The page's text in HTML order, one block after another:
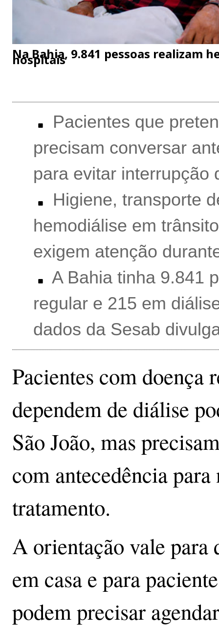
Na Bahia, 9.841 pessoas realizam
hospitais
Pacientes que
precisam conversar
para evitar interrupção
Higiene, transporte
hemodiálise em
exigem atenção
A Bahia tinha 9.841
regular e 215 em
dados da Sesab
Pacientes com doença
dependem de diálise
São João, mas
com antecedência
tratamento.
A orientação vale para
em casa e para
podem precisar